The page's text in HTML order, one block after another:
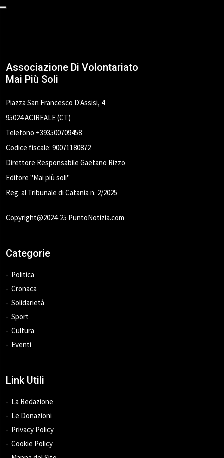
Associazione Di Volontariato
Mai Più Soli
Piazza San Francesco D'Assisi, 4
95024 ACIREALE (CT)
Telefono +393500709458
Codice fiscale: 90071180872
Direttore Responsabile Gaetano Rizzo
Editore "Mai più soli"
Reg. al Tribunale di Catania n. 2/2025
Copyright@2024-25 PuntoNotizia.com
Categorie
Politica
Cronaca
Solidarietà
Sport
Cultura
Eventi
Link Utili
La Redazione
Le Donazioni
Privacy Policy
Cookie Policy